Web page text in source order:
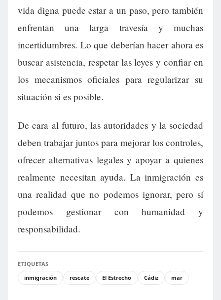
vida digna puede estar a un paso, pero también
enfrentan una larga travesía y muchas
incertidumbres. Lo que deberían hacer ahora es
buscar asistencia, respetar las leyes y confiar en
los mecanismos oficiales para regularizar su
situación si es posible.
De cara al futuro, las autoridades y la sociedad
deben trabajar juntos para mejorar los controles,
ofrecer alternativas legales y apoyar a quienes
realmente necesitan ayuda. La inmigración es
una realidad que no podemos ignorar, pero sí
podemos gestionar con humanidad y
responsabilidad.
ETIQUETAS
inmigración
rescate El Estrecho Cádiz mar